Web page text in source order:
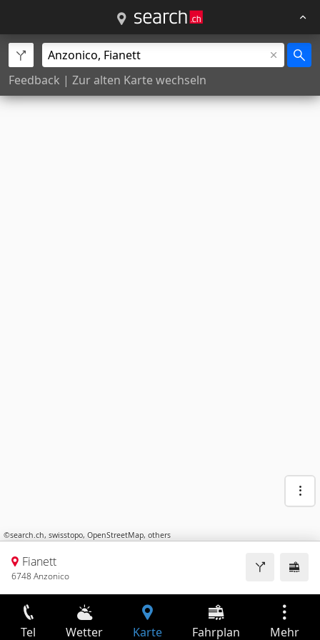
Feedback | Zur alten Karte wechseln
©search.ch, swisstopo, OpenStreetMap, others
Fianett
6748 Anzonico
Tel Wetter Karte Fahrplan Mehr